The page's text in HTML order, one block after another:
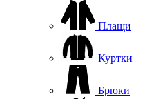
Плащи
Куртки
Брюки